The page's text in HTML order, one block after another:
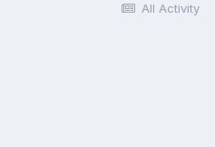
All Activity